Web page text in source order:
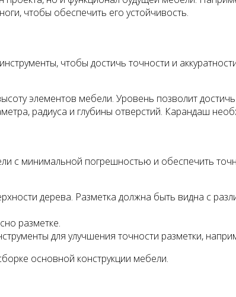
чтобы обеспечить его устойчивость.
чтобы достичь точности и
элементов мебели. Уровень позволит
радиуса и глубины отверстий. Карандаш
с минимальной погрешностью и обеспечить
дерева. Разметка должна быть видна с
разметке.
для улучшения точности разметки,
основной конструкции мебели.